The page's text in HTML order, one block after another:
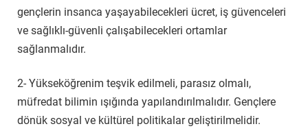
gençlerin insanca yaşayabilecekleri ücret, iş güvenceleri
ve sağlıklı-güvenli çalışabilecekleri ortamlar
sağlanmalıdır.
2- Yükseköğrenim teşvik edilmeli, parasız olmalı,
müfredat bilimin ışığında yapılandırılmalıdır. Gençlere
dönük sosyal ve kültürel politikalar geliştirilmelidir.